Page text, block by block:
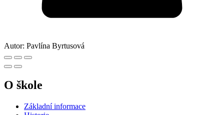
Autor: Pavlína Byrtusová
O škole
Základní informace